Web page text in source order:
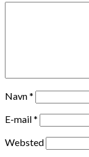
Navn*
E-mail*
Websted